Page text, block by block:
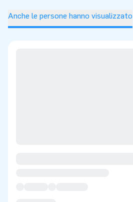
Anche le persone hanno visualizzato